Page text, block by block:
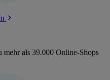
als 39.000 Online-Shops